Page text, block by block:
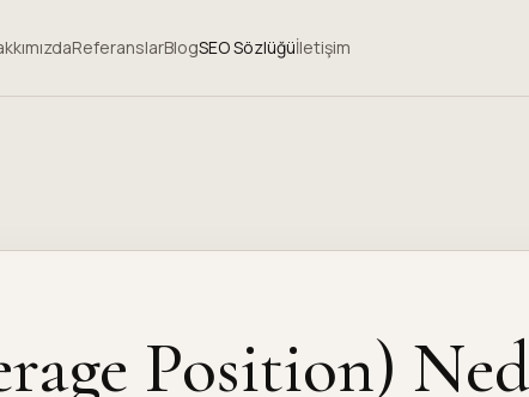
ReferanslarBlogSEO Sözlüğüİletişim
Position)